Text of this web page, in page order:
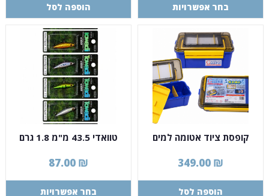
בחר אפשרויות הוספה לסל
קופסת ציוד אטומה למים
349.00 ₪
הוספה לסל
טוואדי 43.5 מ"מ 1.8 גרם
87.00 ₪
בחר אפשרויות